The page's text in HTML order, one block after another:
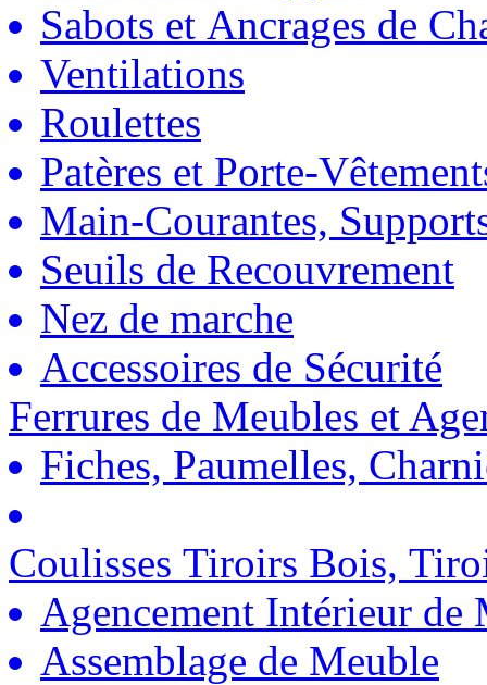
Sabots et Ancrages de
Ventilations
Roulettes
Patères et Porte-
Main-Courantes,
Seuils de Recouvrement
Nez de marche
Accessoires de Sécurité
Ferrures de Meubles et
Fiches, Paumelles,
Coulisses Tiroirs Bois,
Agencement Intérieur de
Assemblage de Meuble